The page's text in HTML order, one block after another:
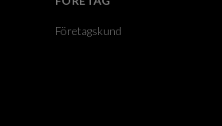
Företagskund